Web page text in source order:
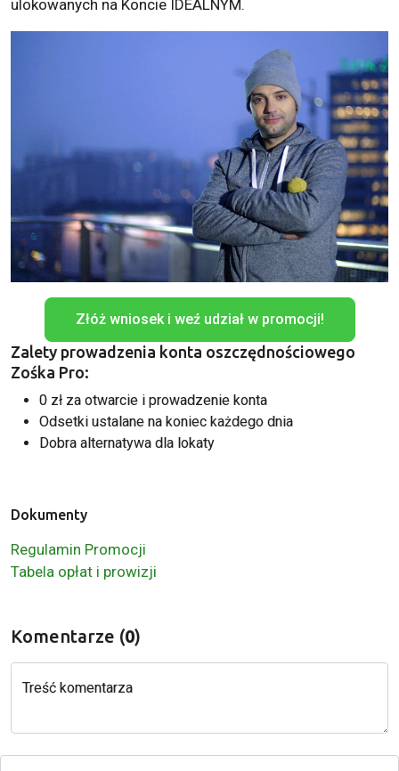
ulokowanych na Koncie IDEALNYM.
Złóż wniosek i weź udział w promocji!
Zalety prowadzenia konta oszczędnościowego
Zośka Pro:
0 zł za otwarcie i prowadzenie konta
Odsetki ustalane na koniec każdego dnia
Dobra alternatywa dla lokaty
Dokumenty
Regulamin Promocji
Tabela opłat i prowizji
Komentarze (0)
Treść komentarza